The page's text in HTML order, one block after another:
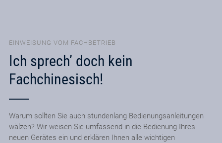
EINWEISUNG VOM FACHBETRIEB
Ich sprech’ doch kein
Fachchinesisch!
Warum sollten Sie auch stundenlang Bedienungsanleitungen
wälzen? Wir weisen Sie umfassend in die Bedienung Ihres
neuen Gerätes ein und erklären Ihnen alle wichtigen